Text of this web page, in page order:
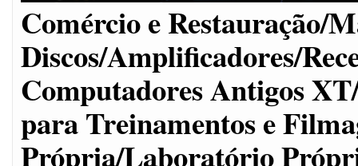
Comércio e Restauração/
Discos/Amplificadores/
Computadores Antigos
para Treinamentos e
Própria/Laboratório